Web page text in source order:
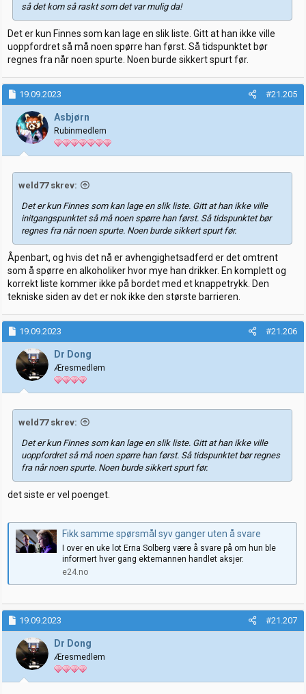
så det kom så raskt som det var mulig da!
Det er kun Finnes som kan lage en slik liste. Gitt at han ikke ville
uoppfordret så må noen spørre han først. Så tidspunktet bør
regnes fra når noen spurte. Noen burde sikkert spurt før.
19.09.2023 #21.205
Asbjørn
Rubinmedlem
weld77 skrev:
Det er kun Finnes som kan lage en slik liste. Gitt at han ikke ville
initgangspunktet så må noen spørre han først. Så tidspunktet bør
regnes fra når noen spurte. Noen burde sikkert spurt før.
Åpenbart, og hvis det nå er avhengighetsadferd er det omtrent
som å spørre en alkoholiker hvor mye han drikker. En komplett og
korrekt liste kommer ikke på bordet med et knappetrykk. Den
tekniske siden av det er nok ikke den største barrieren.
19.09.2023 #21.206
Dr Dong
Æresmedlem
weld77 skrev:
Det er kun Finnes som kan lage en slik liste. Gitt at han ikke ville
uoppfordret så må noen spørre han først. Så tidspunktet bør regnes
fra når noen spurte. Noen burde sikkert spurt før.
det siste er vel poenget.
Fikk samme spørsmål syv ganger uten å svare
I over en uke lot Erna Solberg være å svare på om hun ble
informert hver gang ektemannen handlet aksjer.
e24.no
19.09.2023 #21.207
Dr Dong
Æresmedlem